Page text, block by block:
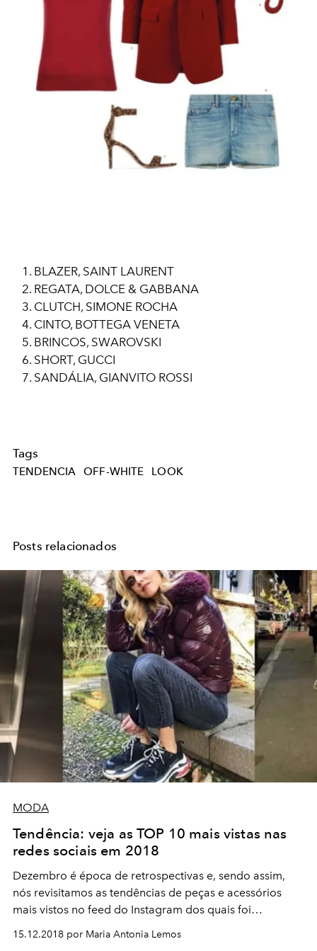
BLAZER, SAINT LAURENT
REGATA, DOLCE & GABBANA
CLUTCH, SIMONE ROCHA
CINTO, BOTTEGA VENETA
BRINCOS, SWAROVSKI
SHORT, GUCCI
SANDÁLIA, GIANVITO ROSSI
Tags
TENDENCIA OFF-WHITE LOOK
Posts relacionados
MODA
Tendência: veja as TOP 10 mais vistas nas
redes sociais em 2018
Dezembro é época de retrospectivas e, sendo assim,
nós revisitamos as tendências de peças e acessórios
mais vistos no feed do Instagram dos quais foi
15.12.2018 por Maria Antonia Lemos